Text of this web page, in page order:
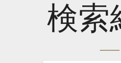
検索